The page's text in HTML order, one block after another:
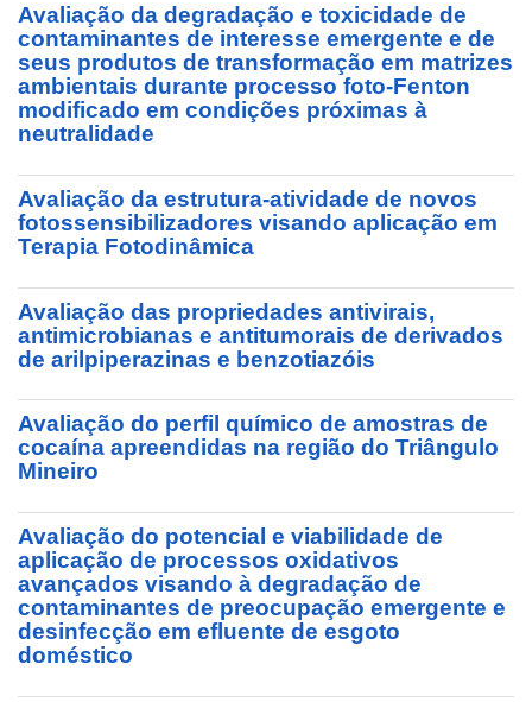
Avaliação da degradação e toxicidade de
contaminantes de interesse emergente e de
seus produtos de transformação em matrizes
ambientais durante processo foto-Fenton
modificado em condições próximas à
neutralidade
Avaliação da estrutura-atividade de novos
fotossensibilizadores visando aplicação em
Terapia Fotodinâmica
Avaliação das propriedades antivirais,
antimicrobianas e antitumorais de derivados
de arilpiperazinas e benzotiazóis
Avaliação do perfil químico de amostras de
cocaína apreendidas na região do Triângulo
Mineiro
Avaliação do potencial e viabilidade de
aplicação de processos oxidativos
avançados visando à degradação de
contaminantes de preocupação emergente e
desinfecção em efluente de esgoto
doméstico